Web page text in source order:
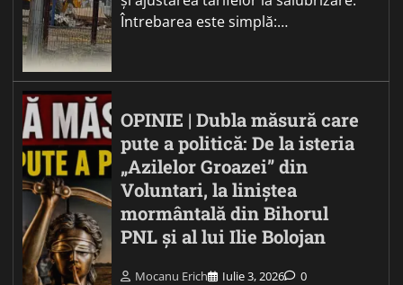
Întrebarea este simplă:…
OPINIE | Dubla măsură care
pute a politică: De la isteria
„Azilelor Groazei” din
Voluntari, la liniștea
mormântală din Bihorul
PNL și al lui Ilie Bolojan
Mocanu Erich Iulie 3, 2026 0